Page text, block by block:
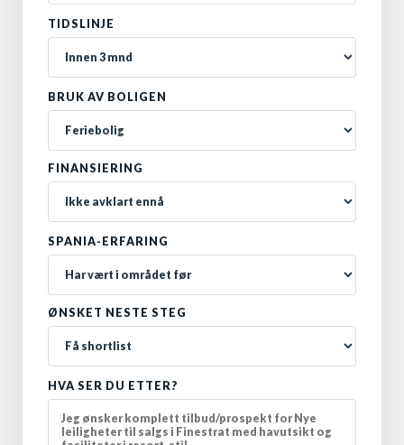
TIDSLINJE
BRUK AV BOLIGEN
FINANSIERING
SPANIA-ERFARING
ØNSKET NESTE STEG
HVA SER DU ETTER?